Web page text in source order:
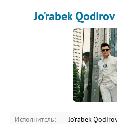
Jo'rabek
Исполнитель:
Jo'rabek